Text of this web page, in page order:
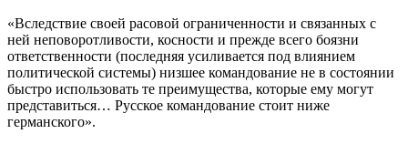
«Вследствие своей расовой ограниченности и связанных с
ней неповоротливости, косности и прежде всего боязни
ответственности (последняя усиливается под влиянием
политической системы) низшее командование не в состоянии
быстро использовать те преимущества, которые ему могут
представиться… Русское командование стоит ниже
германского».